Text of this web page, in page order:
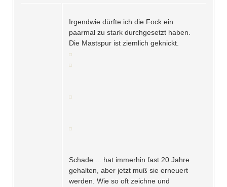
Irgendwie dürfte ich die Fock ein
paarmal zu stark durchgesetzt haben.
Die Mastspur ist ziemlich geknickt.
Schade ... hat immerhin fast 20 Jahre
gehalten, aber jetzt muß sie erneuert
werden. Wie so oft zeichne und